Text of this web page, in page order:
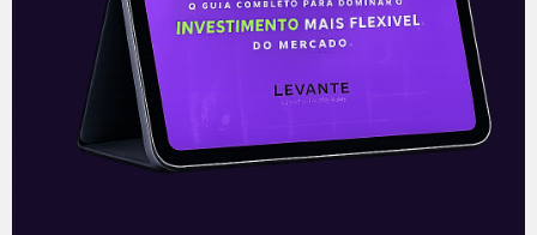
Leia mais
30/03/2021